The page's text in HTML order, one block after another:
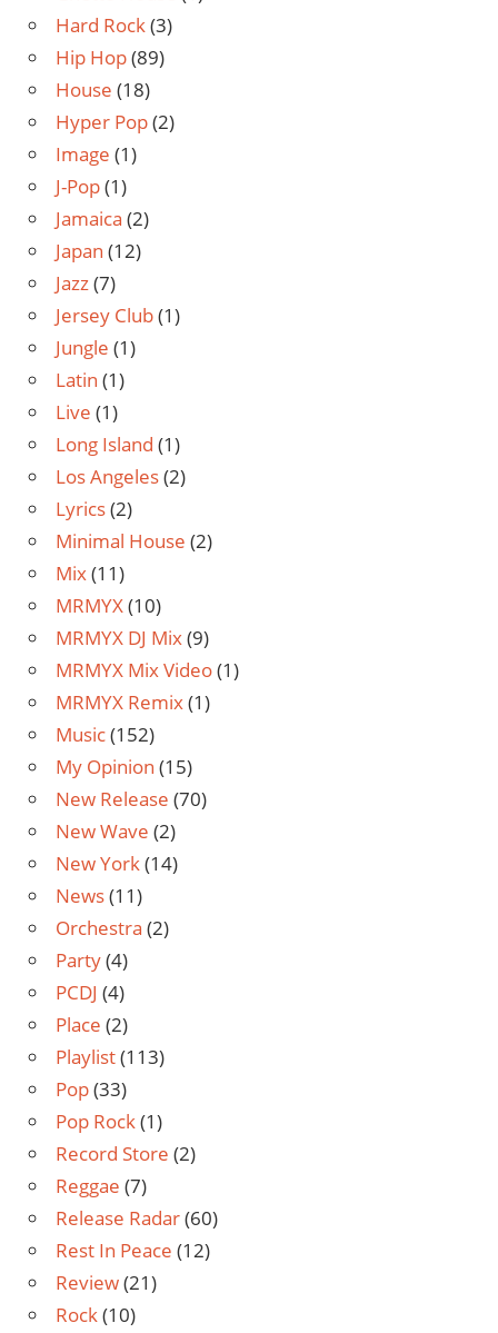
Hard Rock(3)
Hip Hop(89)
House (18)
Hyper Pop(2)
Image (1)
J-Pop(1)
Jamaica (2)
Japan (12)
Jazz(7)
Jersey Club(1)
Jungle (1)
Latin (1)
Live (1)
Long Island (1)
Los Angeles(2)
Lyrics(2)
Minimal House (2)
Mix(11)
MRMYX(10)
MRMYX DJ Mix(9)
MRMYX Mix Video(1)
MRMYX Remix(1)
Music(152)
My Opinion (15)
New Release (70)
New Wave (2)
New York(14)
News(11)
Orchestra (2)
Party(4)
PCDJ (4)
Place (2)
Playlist(113)
Pop(33)
Pop Rock(1)
Record Store (2)
Reggae (7)
Release Radar(60)
Rest In Peace (12)
Review(21)
Rock(10)